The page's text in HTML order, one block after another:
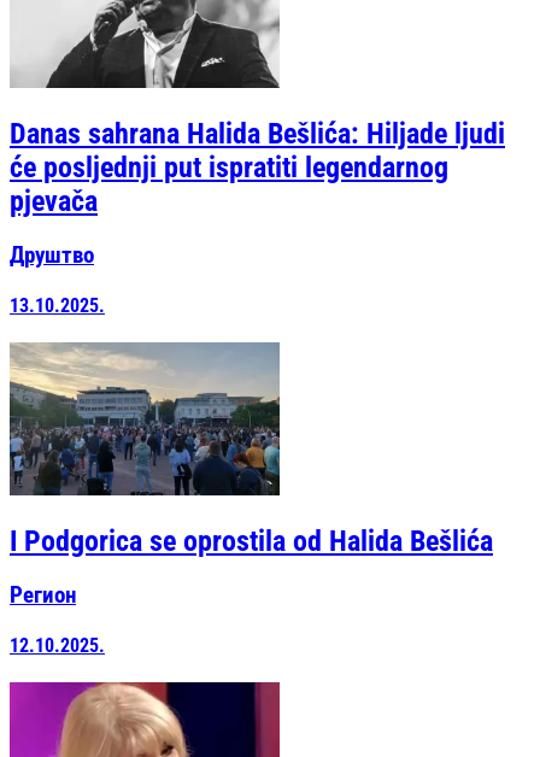
Danas sahrana Halida Bešlića: Hiljade ljudi
će posljednji put ispratiti legendarnog
pjevača
Друштво
13.10.2025.
I Podgorica se oprostila od Halida Bešlića
Регион
12.10.2025.